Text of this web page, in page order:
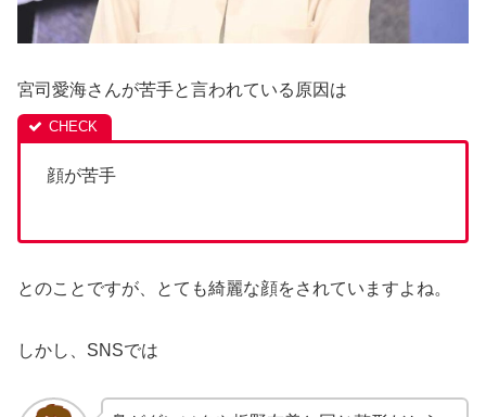
宮司愛海さんが苦手と言われている原因は
顔が苦手
とのことですが、とても綺麗な顔をされていますよね。
しかし、SNSでは